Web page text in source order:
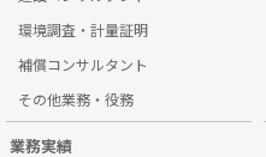
環境調査・計量証明
補償コンサルタント
その他業務・役務
業務実績